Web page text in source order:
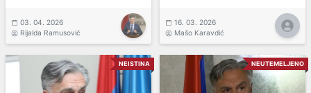
03. 04. 2026
Rijalda Ramusović
16. 03. 2026
Mašo Karavdić
NEISTINA NEUTEMELJENO